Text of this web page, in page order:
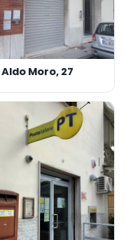
Moro, 27